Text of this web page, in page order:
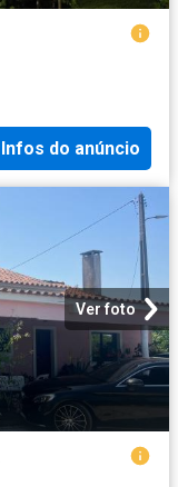
Infos do anúncio
Ver foto